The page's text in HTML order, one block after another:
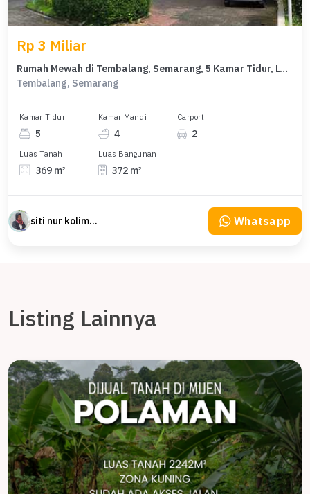
Rp 3 Miliar
Rumah Mewah di Tembalang, Semarang, 5 Kamar Tidur, LT 369m²
Tembalang, Semarang
Kamar Tidur
5
Kamar Mandi
4
Carport
2
Luas Tanah
369 m²
Luas Bangunan
372 m²
siti nur kolimah Whatsapp
Listing Lainnya